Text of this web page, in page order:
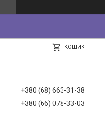
КОШИК
+380 (68) 663-31-38
+380 (66) 078-33-03